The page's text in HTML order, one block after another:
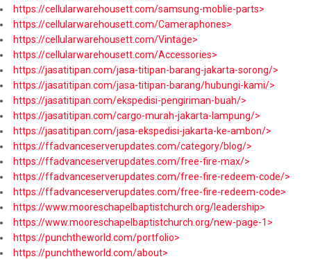
https://cellularwarehousett.com/samsung-moblie-parts>
https://cellularwarehousett.com/Cameraphones>
https://cellularwarehousett.com/Vintage>
https://cellularwarehousett.com/Accessories>
https://jasatitipan.com/jasa-titipan-barang-jakarta-sorong/>
https://jasatitipan.com/jasa-titipan-barang/hubungi-kami/>
https://jasatitipan.com/ekspedisi-pengiriman-buah/>
https://jasatitipan.com/cargo-murah-jakarta-lampung/>
https://jasatitipan.com/jasa-ekspedisi-jakarta-ke-ambon/>
https://ffadvanceserverupdates.com/category/blog/>
https://ffadvanceserverupdates.com/free-fire-max/>
https://ffadvanceserverupdates.com/free-fire-redeem-code/>
https://ffadvanceserverupdates.com/free-fire-redeem-code>
https://www.mooreschapelbaptistchurch.org/leadership>
https://www.mooreschapelbaptistchurch.org/new-page-1>
https://punchtheworld.com/portfolio>
https://punchtheworld.com/about>